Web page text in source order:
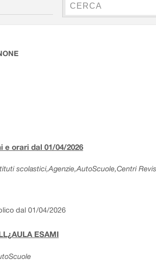
orari dal 01/04/2026
scolastici,Agenzie,AutoScuole,Centri
dal 01/04/2026
ESAMI